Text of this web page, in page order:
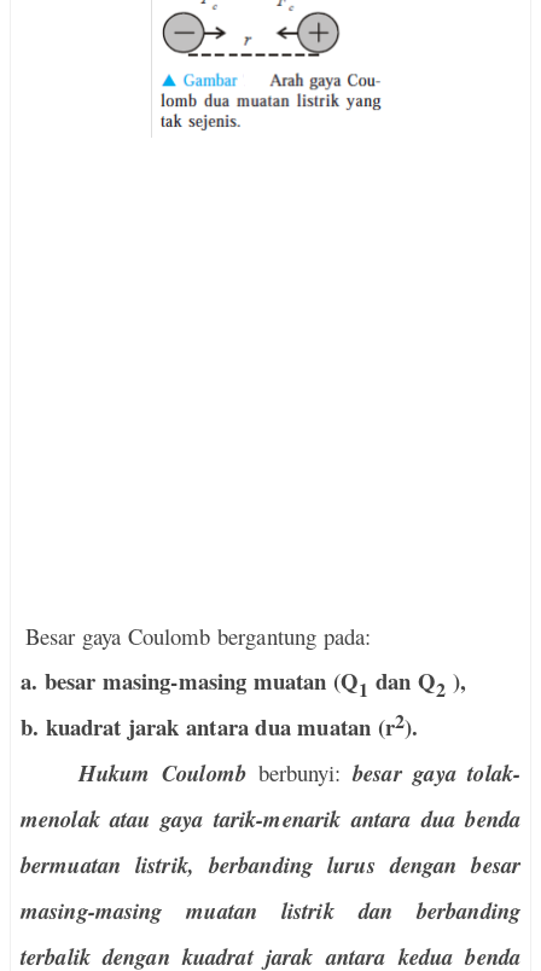
Besar gaya Coulomb bergantung pada:
a. besar masing-masing muatan (Q1 dan Q2 ),
b. kuadrat jarak antara dua muatan (r2).
Hukum Coulombberbunyi:besar gaya tolak-
menolak atau gaya tarik-menarik antara dua benda
bermuatan listrik, berbanding lurus dengan besar
masing-masing muatan listrik dan berbanding
terbalik dengan kuadrat jarak antara kedua benda